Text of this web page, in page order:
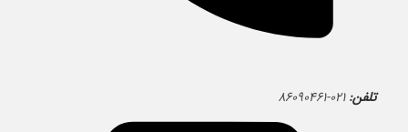
تلفن: ۰۲۱-۸۶۰۹۰۴۶۱